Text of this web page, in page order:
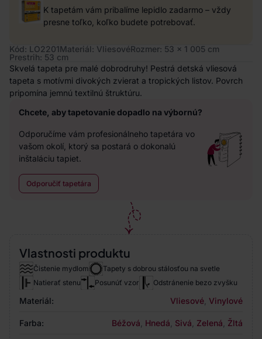
K tapetám vám pribalíme lepidlo zadarmo – vždy
presne toľko, koľko budete potrebovať.
Kód: LO2201Materiál: VliesovéRozmer: 53 x 1 005 cm
Prestrih: 53 cm
Skvelá tapeta pre malé dobrodruhy! Pestrá detská vliesová
tapeta s motívmi divokých zvierat a tropických listov. Povrch
pripomína jemnú textilnú štruktúru.
Chcete, aby tapetovanie dopadlo na výbornú?
Odporučíme vám profesionálneho tapetára vo
vašom okolí, ktorý sa postará o dokonalú
inštaláciu tapiet.
Odporučiť tapetára
Vlastnosti produktu
Čistenie mydlom
Tapety s dobrou stálosťou na svetle
Natierať stenu
Posunúť vzor Odstránenie bezo zvyšku
Materiál: Vliesové Vinylové
Farba: Béžová Hnedá Sivá Zelená Žltá